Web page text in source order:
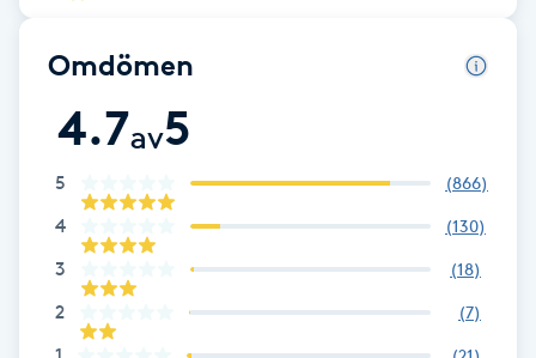
Fransfärgning
Fransförlängning
Fransförlängning Megavolym
Fransförlängning Volym
Omdömen
4.7av5
5 (866)
4 (130)
3 (18)
2 (7)